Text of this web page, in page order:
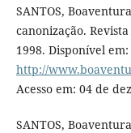
SANTOS,
canonização.
1998. Disponível em:
http://
Acesso em: 04 de
SANTOS,